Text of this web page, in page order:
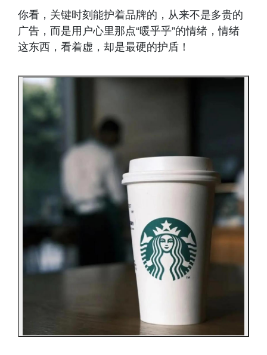
你看，关键时刻能护着品牌的，从来不是多贵的
广告，而是用户心里那点“暖乎乎”的情绪，情绪
这东西，看着虚，却是最硬的护盾！